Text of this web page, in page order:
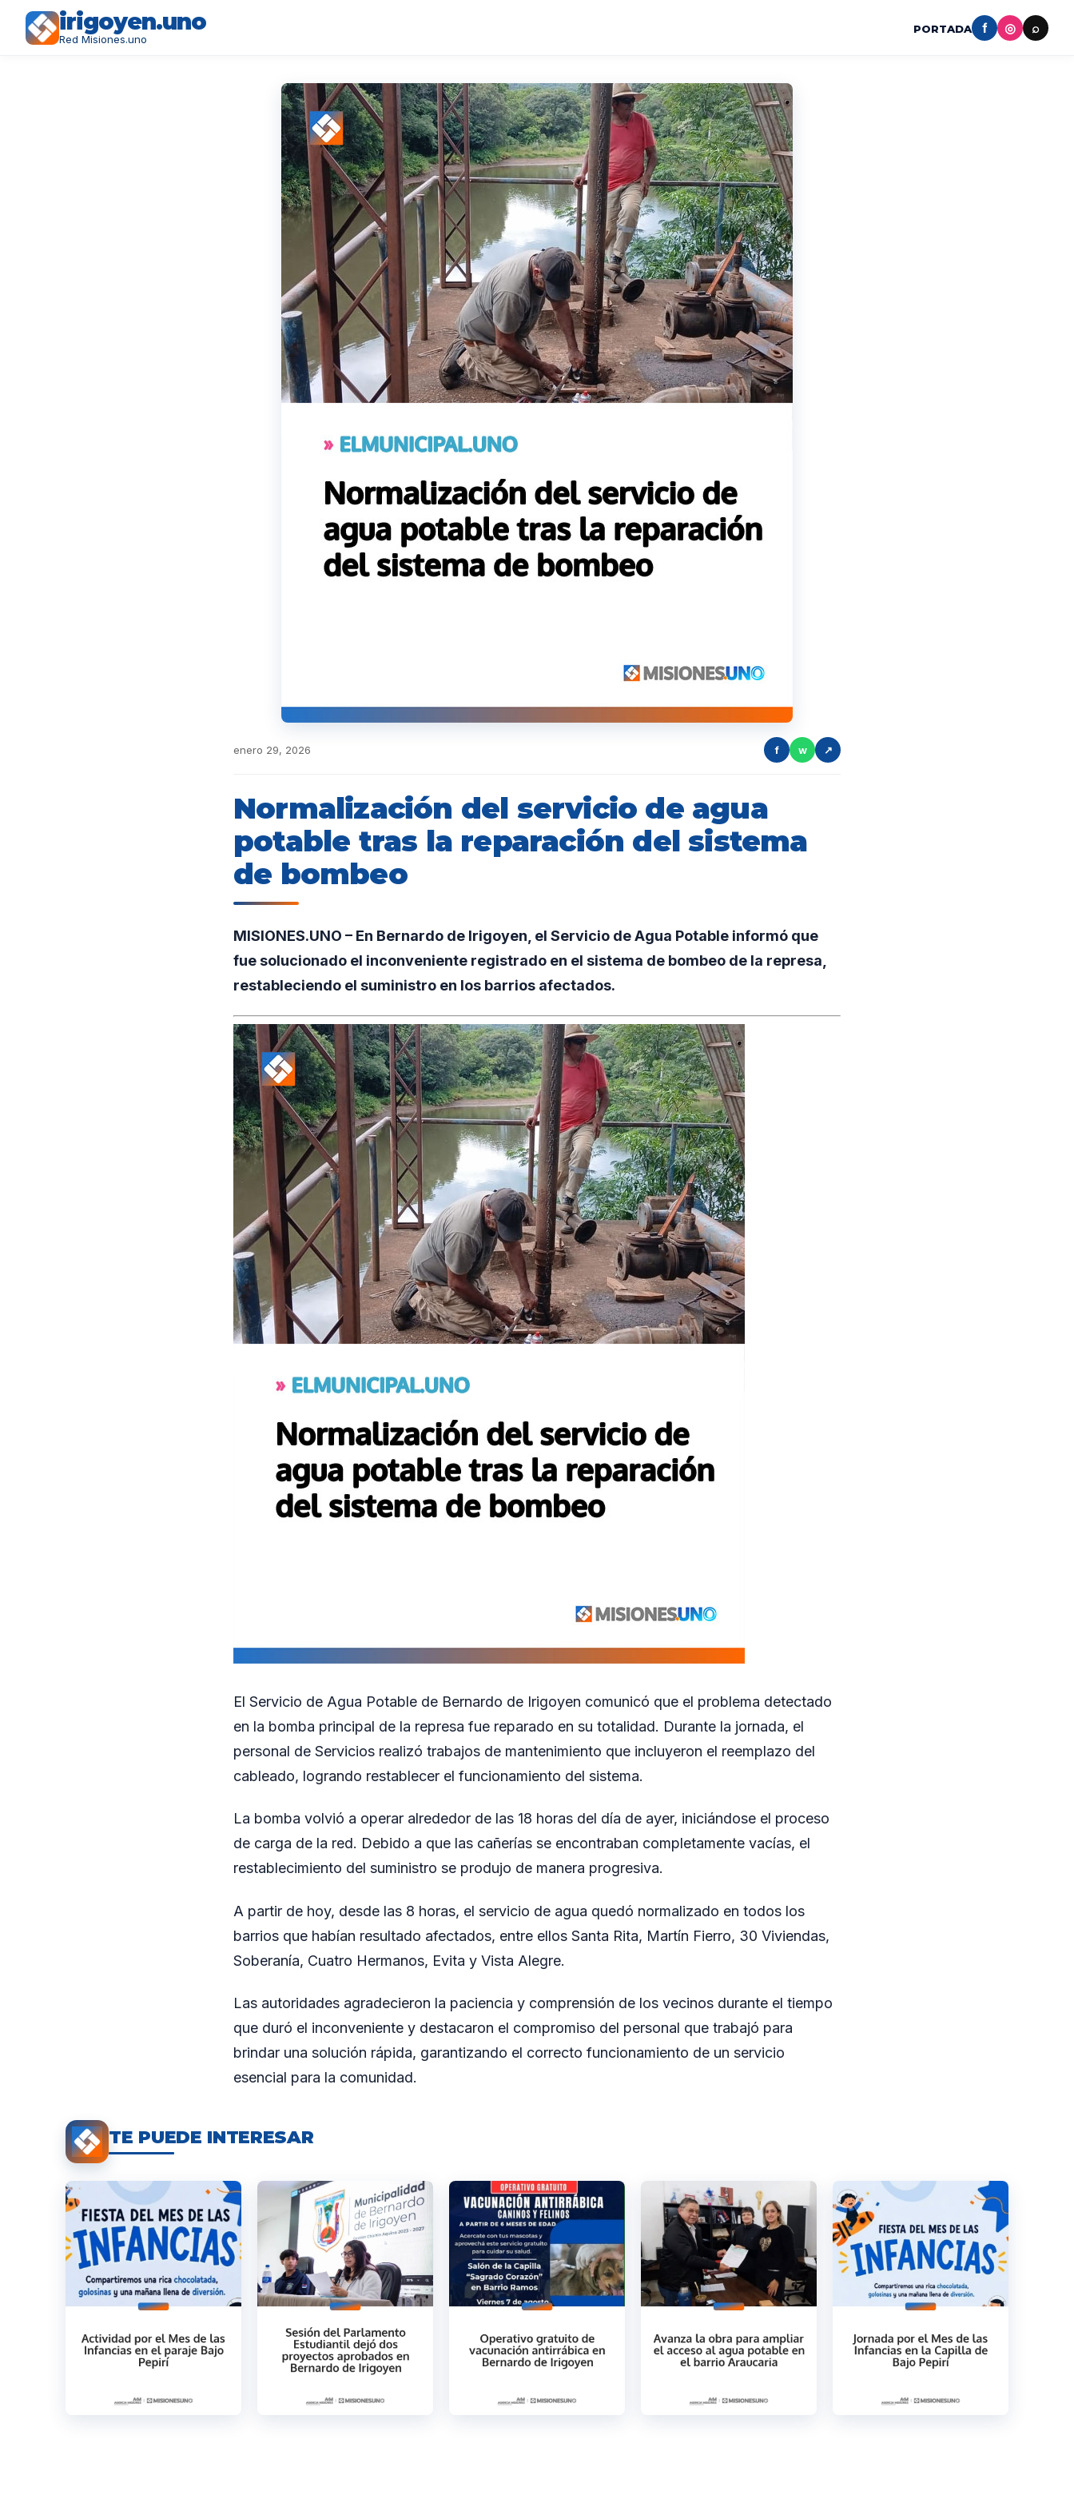
irigoyen.uno
Red Misiones.uno
PORTADA f ◎ ⌕
enero 29, 2026 f w ↗
Normalización del servicio de agua
potable tras la reparación del sistema
de bombeo
MISIONES.UNO – En Bernardo de Irigoyen, el Servicio de Agua Potable informó que
fue solucionado el inconveniente registrado en el sistema de bombeo de la represa,
restableciendo el suministro en los barrios afectados.
El Servicio de Agua Potable de Bernardo de Irigoyen comunicó que el problema detectado
en la bomba principal de la represa fue reparado en su totalidad. Durante la jornada, el
personal de Servicios realizó trabajos de mantenimiento que incluyeron el reemplazo del
cableado, logrando restablecer el funcionamiento del sistema.
La bomba volvió a operar alrededor de las 18 horas del día de ayer, iniciándose el proceso
de carga de la red. Debido a que las cañerías se encontraban completamente vacías, el
restablecimiento del suministro se produjo de manera progresiva.
A partir de hoy, desde las 8 horas, el servicio de agua quedó normalizado en todos los
barrios que habían resultado afectados, entre ellos Santa Rita, Martín Fierro, 30 Viviendas,
Soberanía, Cuatro Hermanos, Evita y Vista Alegre.
Las autoridades agradecieron la paciencia y comprensión de los vecinos durante el tiempo
que duró el inconveniente y destacaron el compromiso del personal que trabajó para
brindar una solución rápida, garantizando el correcto funcionamiento de un servicio
esencial para la comunidad.
TE PUEDE INTERESAR